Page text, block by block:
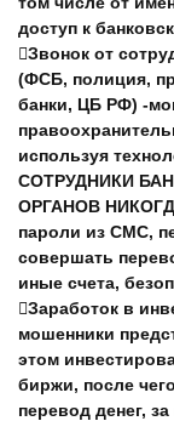
доступ к
Звонок от
(ФСБ, полиция,
банки, ЦБ РФ) -
используя
СОТРУДНИКИ
ОРГАНОВ
пароли из СМС,
совершать
иные счета,
Заработок в
мошенники
этом
биржи, после
перевод денег,